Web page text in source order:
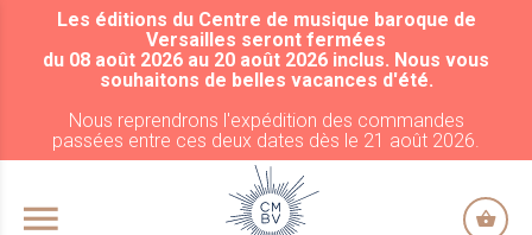
ALLER AU CONTENU PRINCIPAL
Les éditions du Centre de musique baroque de
Versailles seront fermées
du 08 août 2026 au 20 août 2026 inclus. Nous vous
souhaitons de belles vacances d'été.
Nous reprendrons l'expédition des commandes
passées entre ces deux dates dès le 21 août 2026.